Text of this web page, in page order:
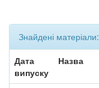
Знайдені матеріали:
Дата
випуску
Назва